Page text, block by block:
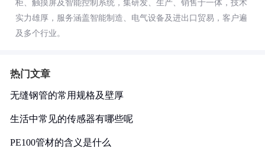
柜、触摸屏及智能控制系统，集研发、生产、销售于一体，技术
实力雄厚，服务涵盖智能制造、电气设备及进出口贸易，客户遍
及多个行业。
热门文章
无缝钢管的常用规格及壁厚
生活中常见的传感器有哪些呢
PE100管材的含义是什么